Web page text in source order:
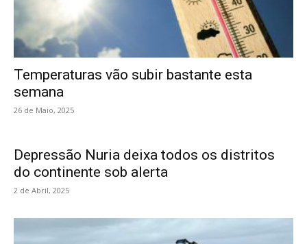
Temperaturas vão subir bastante esta
semana
26 de Maio, 2025
Depressão Nuria deixa todos os distritos
do continente sob alerta
2 de Abril, 2025